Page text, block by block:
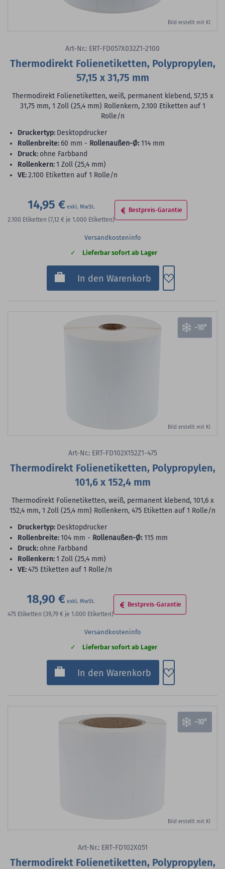
Bild erstellt mit KI
Art-Nr.: ERT-FD057X032Z1-2100
Thermodirekt Folienetiketten, Polypropylen,
57,15 x 31,75 mm
Thermodirekt Folienetiketten, weiß, permanent klebend, 57,15 x
31,75 mm, 1 Zoll (25,4 mm) Rollenkern, 2.100 Etiketten auf 1
Rolle/n
Druckertyp: Desktopdrucker
Rollenbreite:60 mm - Rollenaußen-Ø: 114 mm
Druck: ohne Farbband
Rollenkern:1 Zoll (25,4 mm)
VE:2.100 Etiketten auf 1 Rolle/n
14,95 €
2.100 Etiketten (7,12 € je 1.000 Etiketten)
Bestpreis-Garantie
Versandkosteninfo
Lieferbar sofort ab Lager
In den Warenkorb Zum
Bild erstellt mit KI
Art-Nr.: ERT-FD102X152Z1-475
Thermodirekt Folienetiketten, Polypropylen,
101,6 x 152,4 mm
Thermodirekt Folienetiketten, weiß, permanent klebend, 101,6 x
152,4 mm, 1 Zoll (25,4 mm) Rollenkern, 475 Etiketten auf 1 Rolle/n
Druckertyp: Desktopdrucker
Rollenbreite:104 mm - Rollenaußen-Ø: 115 mm
Druck: ohne Farbband
Rollenkern:1 Zoll (25,4 mm)
VE:475 Etiketten auf 1 Rolle/n
18,90 €
475 Etiketten (39,79 € je 1.000 Etiketten)
Bestpreis-Garantie
Versandkosteninfo
Lieferbar sofort ab Lager
In den Warenkorb Zum
Bild erstellt mit KI
Art-Nr.: ERT-FD102X051
Thermodirekt Folienetiketten, Polypropylen,